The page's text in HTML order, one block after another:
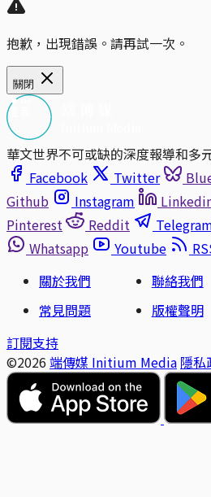
抱歉，出現錯誤。請再試一次。
關閉
華文世界不可或缺的深度報導和多
Facebook
Twitter
Github
Instagram
Pinterest
Reddit
Whatsapp
Youtube
關於我們
聯絡我們
常見問題
版權聲明
訂閱支持
©2026 端傳媒 Initium Media 隱私